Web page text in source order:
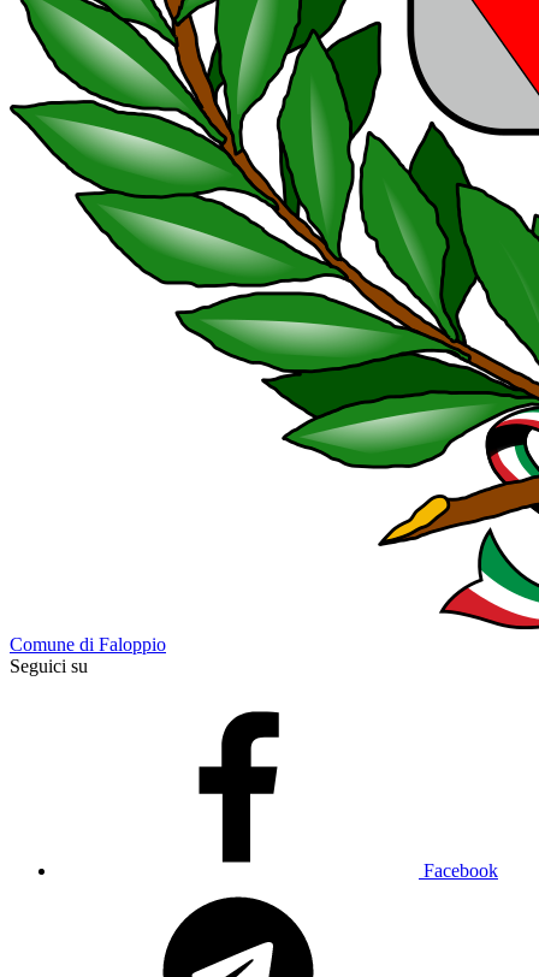
Comune di Faloppio
Seguici su
Facebook